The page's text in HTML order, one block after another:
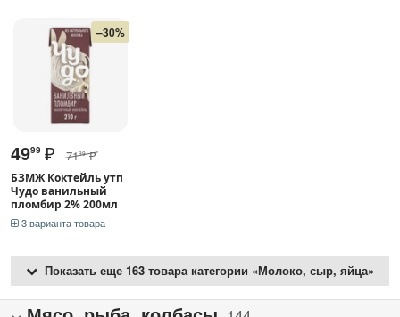
–30%
4999 ₽ 7199 ₽
БЗМЖ Коктейль утп
Чудо ванильный
пломбир 2% 200мл
3 варианта товара
Показать еще 163 товара категории «Молоко, сыр, яйца»